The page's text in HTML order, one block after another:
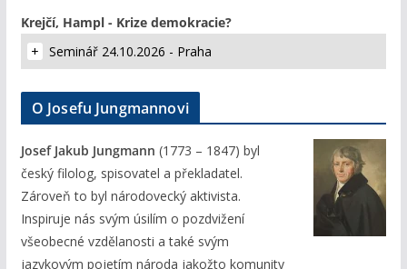
Krejčí, Hampl - Krize demokracie?
Seminář 24.10.2026 - Praha
O Josefu Jungmannovi
Josef Jakub Jungmann (1773 – 1847) byl
český filolog, spisovatel a překladatel.
Zároveň to byl národovecký aktivista.
Inspiruje nás svým úsilím o pozdvižení
všeobecné vzdělanosti a také svým
jazykovým pojetím národa jakožto komunity